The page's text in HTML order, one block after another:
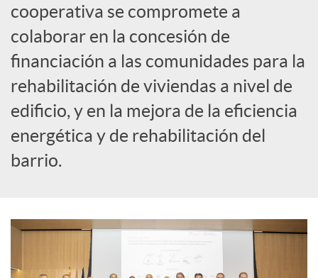
a
l
e
s
cooperativa se compromete a
colaborar en la concesión de
financiación a las comunidades para la
rehabilitación de viviendas a nivel de
edificio, y en la mejora de la eficiencia
energética y de rehabilitación del
barrio.